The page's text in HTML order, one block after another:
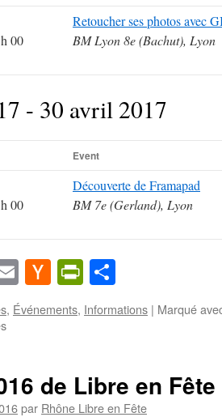
00
Retoucher ses photos avec
BM Lyon 8e (Bachut), Lyon
- 30 avril 2017
Event
00
Découverte de Framapad
BM 7e (Gerland), Lyon
EmailHacker
News
PrintFriendly
, Événements, Informations | Marqué
sur
Libre
en
de Libre en
par Rhône Libre en Fête